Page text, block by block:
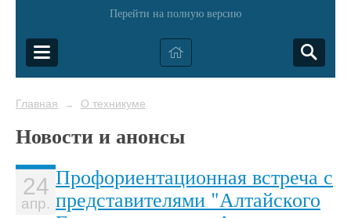
Перейти на полную версию
Главная → О техникуме
Новости и анонсы
24
апр.
Профориентационная встреча с
представителями "Алтайского